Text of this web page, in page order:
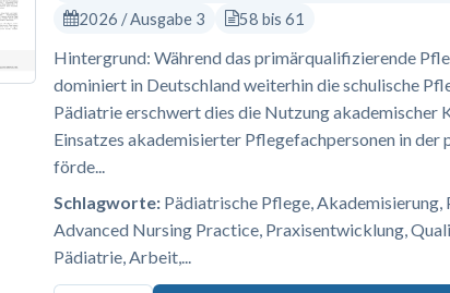
2026 / Ausgabe 3
58 bis 61
Hintergrund: Während das primärqualifizierende
dominiert in Deutschland weiterhin die schulische
Pädiatrie erschwert dies die Nutzung akademischer
Einsatzes akademisierter Pflegefachpersonen in
förde...
Schlagworte: Pädiatrische Pflege,
Advanced Nursing Practice, Praxisentwicklung,
Pädiatrie, Arbeit,...